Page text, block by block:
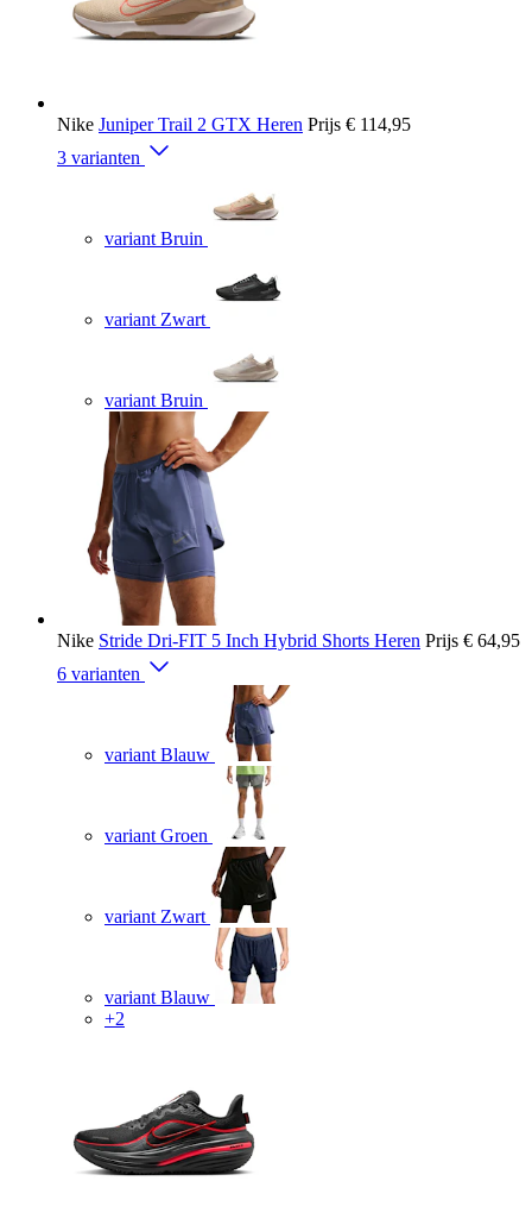
Nike Juniper Trail 2 GTX Heren Prijs € 114,95
3 varianten
variant Bruin
variant Zwart
variant Bruin
Nike Stride Dri-FIT 5 Inch Hybrid Shorts Heren Prijs € 64,95
6 varianten
variant Blauw
variant Groen
variant Zwart
variant Blauw
+2